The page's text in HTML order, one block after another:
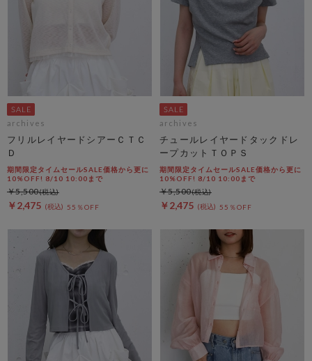
archives
フリルレイヤードシアーＣＴＣ
Ｄ
期間限定タイムセールSALE価格から更に
10%OFF! 8/10 10:00まで
￥2,475 55％OFF
￥5,500
archives
チュールレイヤードタックドレ
ープカットＴＯＰＳ
期間限定タイムセールSALE価格から更に
10%OFF! 8/10 10:00まで
￥2,475 55％OFF
￥5,500